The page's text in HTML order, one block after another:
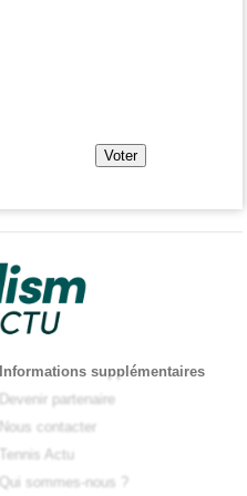
Informations supplémentaires
Devenir partenaire
Nous contacter
Tennis Actu
Qui sommes-nous ?